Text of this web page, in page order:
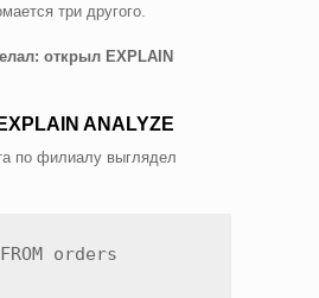
три другого.
открыл EXPLAIN
ANALYZE
по филиалу выглядел
orders